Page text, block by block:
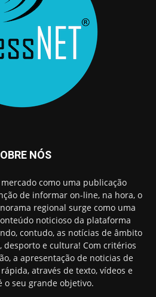
NÓS
como uma publicação
de informar on-line, na hora, o
regional surge como uma
noticioso da plataforma
contudo, as notícias de âmbito
desporto e cultura! Com critérios
a apresentação de noticias de
através de texto, vídeos e
o seu grande objetivo.